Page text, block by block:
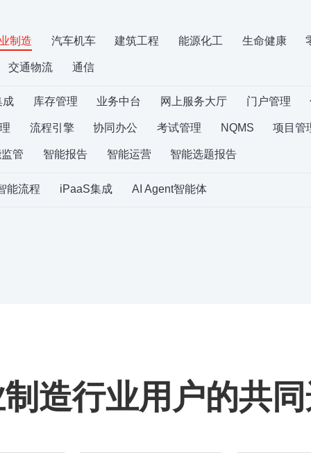
制造 汽车机车 建筑工程 能源化工 生命健康
交通物流 通信
成 库存管理 业务中台 网上服务大厅 门户管理
流程引擎 协同办公 考试管理 NQMS 项目管
管 智能报告 智能运营 智能选题报告
能流程 iPaaS集成 AI Agent智能体
造行业用户的共